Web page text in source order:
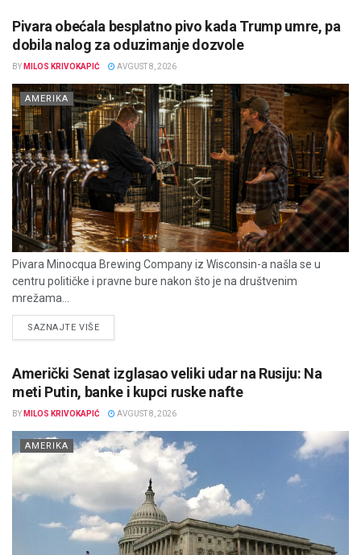
Pivara obećala besplatno pivo kada Trump umre, pa
dobila nalog za oduzimanje dozvole
BY MILOS KRIVOKAPIĆ AVGUST 8, 2026
AMERIKA
Pivara Minocqua Brewing Company iz Wisconsin-a našla se u
centru političke i pravne bure nakon što je na društvenim
mrežama...
SAZNAJTE VIŠEDETAILS
Američki Senat izglasao veliki udar na Rusiju: Na
meti Putin, banke i kupci ruske nafte
BY MILOS KRIVOKAPIĆ AVGUST 8, 2026
AMERIKA